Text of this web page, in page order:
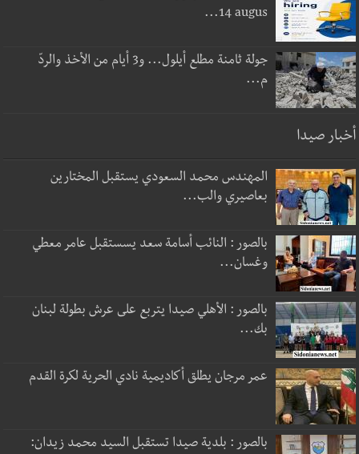
14 augus...
جولة ثامنة مطلع أيلول... و3 أيام من الأخذ والردّ
م...
أخبار صيدا
المهندس محمد السعودي يستقبل المختارين
بعاصيري والب...
بالصور : النائب أسامة سعد يسستقبل عامر معطي
وغسان...
بالصور : الأهلي صيدا يتربع على عرش بطولة لبنان
بك...
عمر مرجان يطلق أكاديمية نادي الحرية لكرة القدم
بالصور : بلدية صيدا تستقبل السيد محمد زيدان: